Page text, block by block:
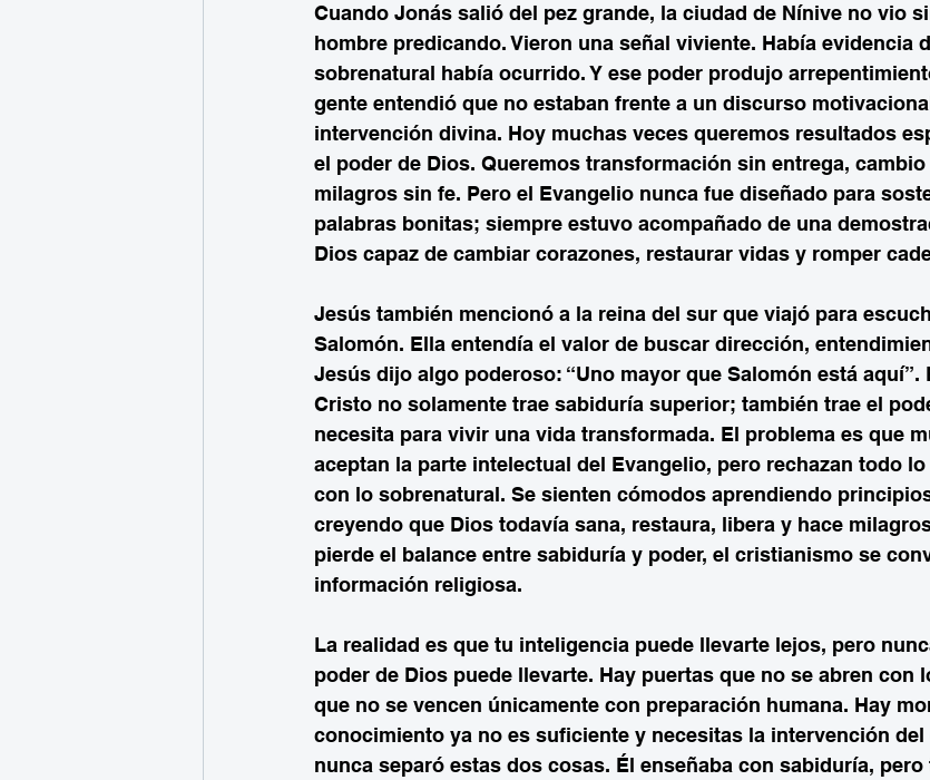
Cuando Jonás salió del pez grande, la ciudad de Nínive no vio
hombre predicando. Vieron una señal viviente. Había evidencia
sobrenatural había ocurrido. Y ese poder produjo
gente entendió que no estaban frente a un discurso
intervención divina. Hoy muchas veces queremos resultados
el poder de Dios. Queremos transformación sin entrega,
milagros sin fe. Pero el Evangelio nunca fue diseñado para
palabras bonitas; siempre estuvo acompañado de una
Dios capaz de cambiar corazones, restaurar vidas y romper
Jesús también mencionó a la reina del sur que viajó para
Salomón. Ella entendía el valor de buscar dirección,
Jesús dijo algo poderoso: “Uno mayor que Salomón está aquí”.
Cristo no solamente trae sabiduría superior; también trae el
necesita para vivir una vida transformada. El problema es que
aceptan la parte intelectual del Evangelio, pero rechazan todo
con lo sobrenatural. Se sienten cómodos aprendiendo
creyendo que Dios todavía sana, restaura, libera y hace
pierde el balance entre sabiduría y poder, el cristianismo se
información religiosa.
La realidad es que tu inteligencia puede llevarte lejos, pero
poder de Dios puede llevarte. Hay puertas que no se abren con
que no se vencen únicamente con preparación humana. Hay
conocimiento ya no es suficiente y necesitas la intervención
nunca separó estas dos cosas. Él enseñaba con sabiduría,